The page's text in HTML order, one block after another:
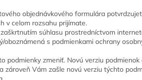
objednávkového formulára
v celom rozsahu prijímate.
súhlasu prostredníctvom
oboznámená s podmienkami ochrany
podmienky zmeniť. Novú verziu
zároveň Vám zašle novú verziu týchto